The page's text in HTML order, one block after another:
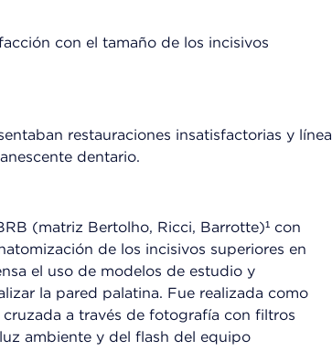
con el tamaño de los incisivos
restauraciones insatisfactorias y línea
dentario.
(matriz Bertolho, Ricci, Barrotte)¹ con
de los incisivos superiores en
el uso de modelos de estudio y
la pared palatina. Fue realizada como
a través de fotografía con filtros
ambiente y del flash del equipo